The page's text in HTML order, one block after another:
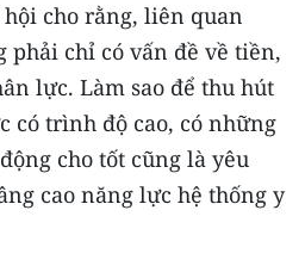
cho rằng, liên quan
phải chỉ có vấn đề về tiền,
lực. Làm sao để thu hút
có trình độ cao, có những
cho tốt cũng là yêu
cao năng lực hệ thống y